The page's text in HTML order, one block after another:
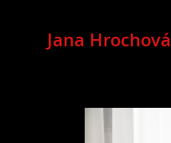
Jana Hrochová